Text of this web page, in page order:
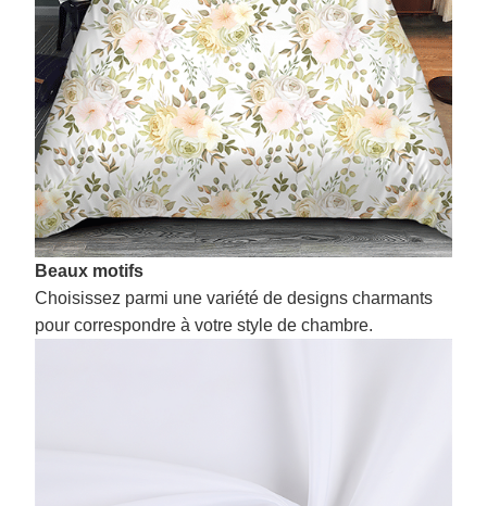
Beaux motifs
Choisissez parmi une variété de designs charmants
pour correspondre à votre style de chambre.